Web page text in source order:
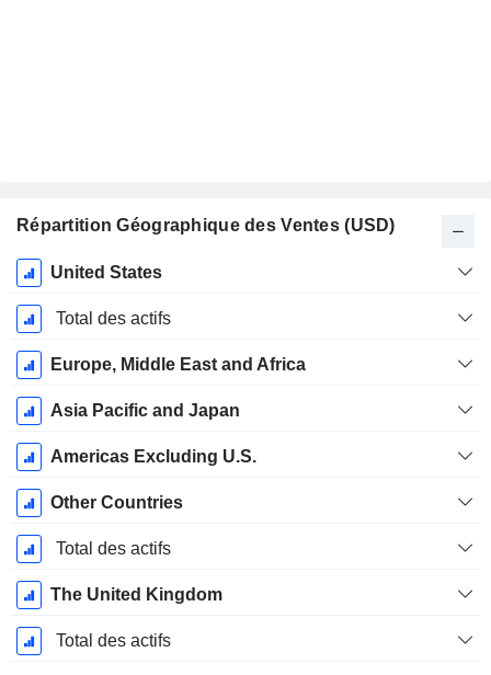
Répartition Géographique des Ventes (USD)
Période
Fiscale:
Octobre
United States
Total des actifs
Europe, Middle East and Africa
Asia Pacific and Japan
Americas Excluding U.S.
Other Countries
Total des actifs
The United Kingdom
Total des actifs